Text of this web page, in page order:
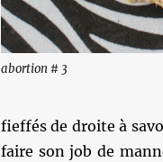
abortion # 3
fieffés de droite à
faire son job de